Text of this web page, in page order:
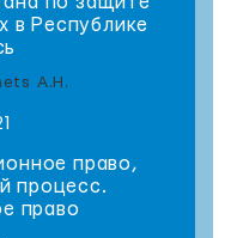
в Республике
A.H.
право,
процесс.
право